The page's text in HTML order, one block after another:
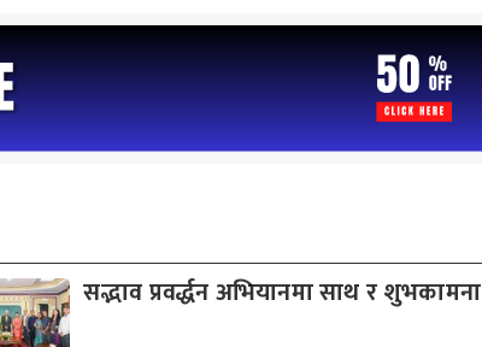
सद्भाव प्रवर्द्धन अभियानमा साथ र शुभकामना